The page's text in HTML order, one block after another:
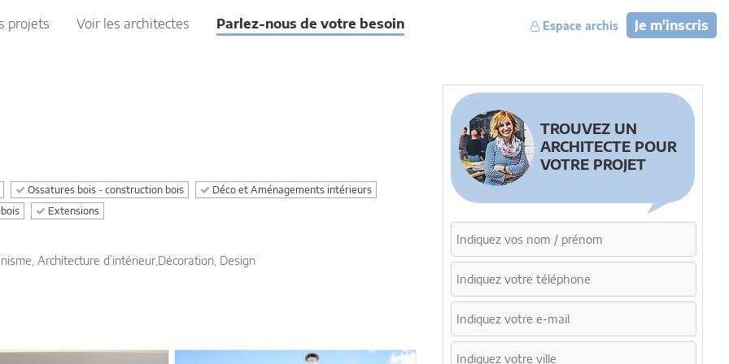
projets Voir les architectes Parlez-nous de votre besoin Je m'inscris
Espace archis
Ossatures bois - construction bois
Déco et Aménagements intérieurs
Extensions
Architecture d’intérieur,Décoration, Design
TROUVEZ UN
ARCHITECTE POUR
VOTRE PROJET